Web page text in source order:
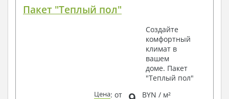
Пакет "Теплый пол"
Создайте
комфортный
климат в
вашем
доме. Пакет
"Теплый пол"
Цена: от BYN / м²